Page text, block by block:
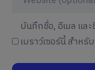
บันทึกชื่อ, อีเมล แล
เบราว์เซอร์นี้ สำห